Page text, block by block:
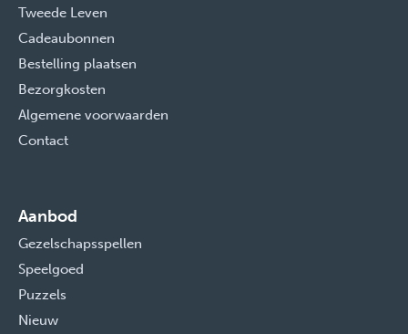
Tweede Leven
Cadeaubonnen
Bestelling plaatsen
Bezorgkosten
Algemene voorwaarden
Contact
Aanbod
Gezelschapsspellen
Speelgoed
Puzzels
Nieuw